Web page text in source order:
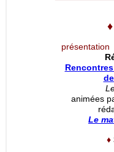
♦
présentation
animées
Le
♦